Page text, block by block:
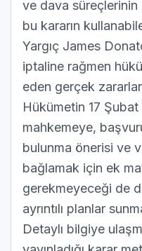
ve dava
bu kararın
Yargıç James
iptaline rağmen
eden gerçek
Hükümetin 17
mahkemeye,
bulunma önerisi ve
bağlamak için ek
gerekmeyeceği de
ayrıntılı planlar
Detaylı bilgiye